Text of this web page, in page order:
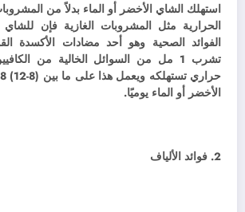
استهلك الشاي الأخضر أو ​​الماء بدلاً من
الحرارية مثل المشروبات الغازية فإن
الفوائد الصحية وهو أحد مضادات الأكسدة
تشرب 1 مل من السوائل الخالية من
الأخضر أو ​​الماء يوميًا.
2. فوائد الألياف